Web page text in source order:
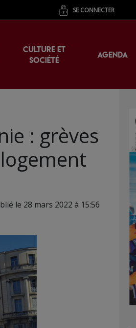
SE CONNECTER
CULTURE ET
SOCIÉTÉ
AGENDA
: grèves
le 28 mars 2022 à 15:56